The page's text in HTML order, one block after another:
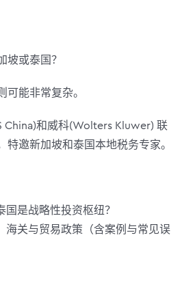
坡或泰国？
可能非常复杂。
China)和威科(Wolters Kluwer) 联
特邀新加坡和泰国本地税务专家。
国是战略性投资枢纽？
海关与贸易政策（含案例与常见误